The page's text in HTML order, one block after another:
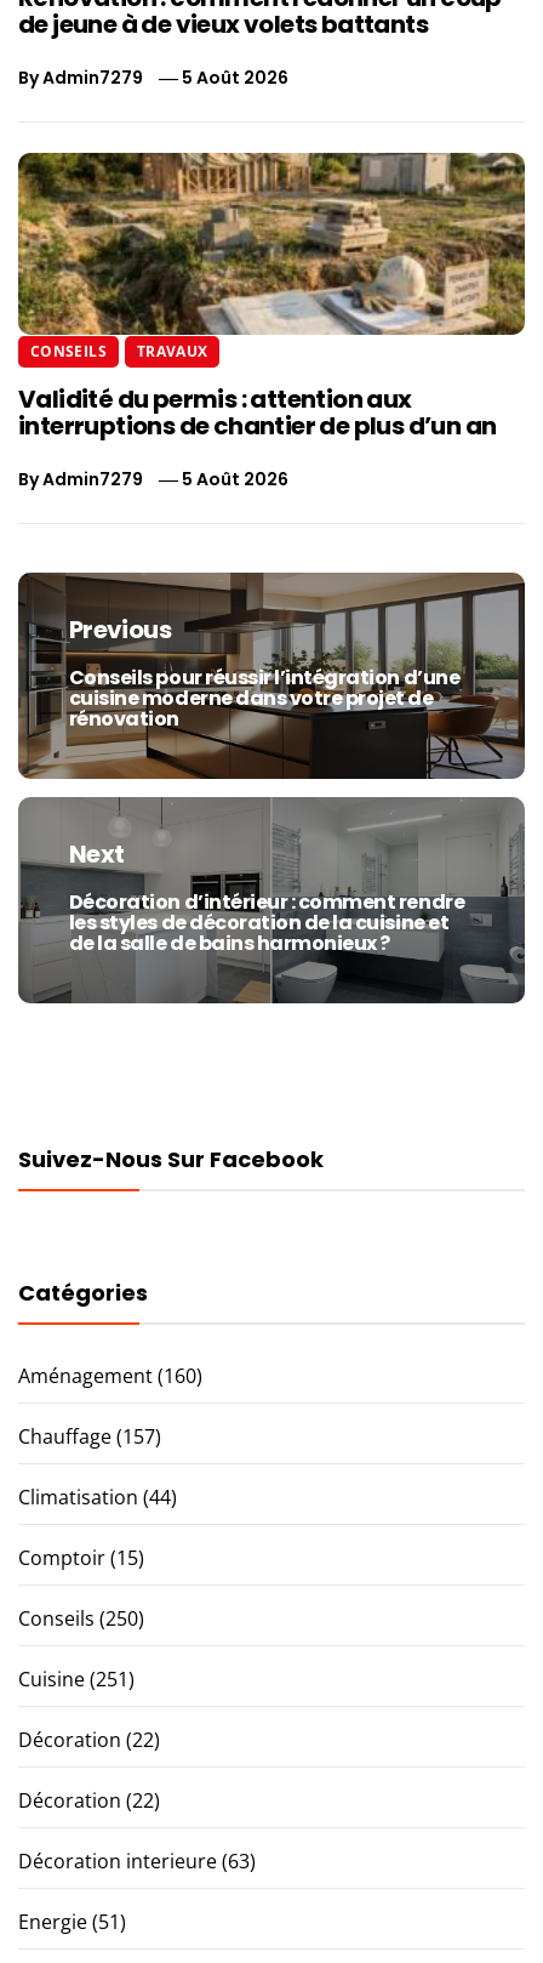
de jeune à de vieux volets battants
ByAdmin7279 5 Août 2026
CONSEILS TRAVAUX
Validité du permis : attention aux
interruptions de chantier de plus d’un an
ByAdmin7279 5 Août 2026
Navigation
de
l’article
Previous
Previous
post:
Conseils pour réussir l’intégration d’une
cuisine moderne dans votre projet de
rénovation
Next
Next
post:
Décoration d’intérieur : comment rendre
les styles de décoration de la cuisine et
de la salle de bains harmonieux ?
Suivez-Nous Sur Facebook
Catégories
Aménagement(160)
Chauffage(157)
Climatisation (44)
Comptoir(15)
Conseils (250)
Cuisine(251)
Décoration (22)
Décoration (22)
Décoration interieure(63)
Energie(51)